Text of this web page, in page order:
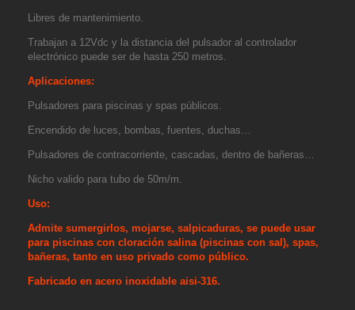
Libres de mantenimiento.
Trabajan a 12Vdc y la distancia del pulsador al controlador
electrónico puede ser de hasta 250 metros.
Aplicaciones:
Pulsadores para piscinas y spas públicos.
Encendido de luces, bombas, fuentes, duchas…
Pulsadores de contracorriente, cascadas, dentro de bañeras…
Nicho valido para tubo de 50m/m.
Uso:
Admite sumergirlos, mojarse, salpicaduras, se puede usar
para piscinas con cloración salina (piscinas con sal), spas,
bañeras, tanto en uso privado como público.
Fabricado en acero inoxidable aisi-316.